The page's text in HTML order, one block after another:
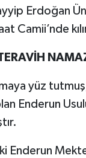
Erdoğan
Camii’nde
yüz
Enderun
Enderun